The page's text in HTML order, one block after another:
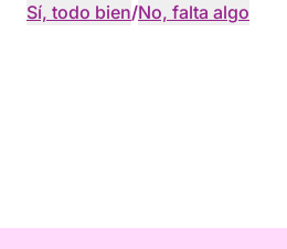
Sí, todo bien/No, falta algo